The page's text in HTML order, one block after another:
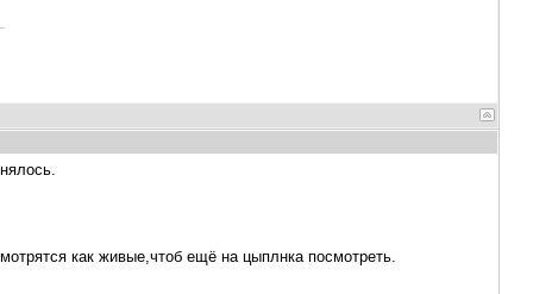
как живые,чтоб ещё на цыплнка посмотреть.